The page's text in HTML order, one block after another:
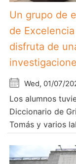
Un grupo de
de
disfruta de
Wed, 01/07/
Los alumnos
Diccionario de
Tomás y varios